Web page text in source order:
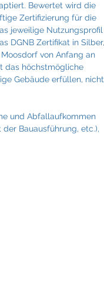
Bewertet wird die
Zertifizierung für die
jeweilige Nutzungsprofil
DGNB Zertifikat in Silber,
von Anfang an
das höchstmögliche
Gebäude erfüllen, nicht
und Abfallaufkommen
Bauausführung, etc.),